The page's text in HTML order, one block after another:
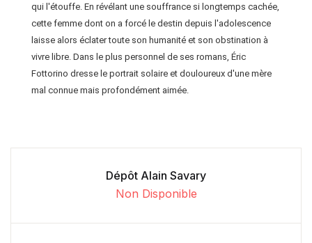
qui l'étouffe. En révélant une souffrance si longtemps cachée,
cette femme dont on a forcé le destin depuis l'adolescence
laisse alors éclater toute son humanité et son obstination à
vivre libre. Dans le plus personnel de ses romans, Éric
Fottorino dresse le portrait solaire et douloureux d'une mère
mal connue mais profondément aimée.
Dépôt Alain Savary
Non Disponible